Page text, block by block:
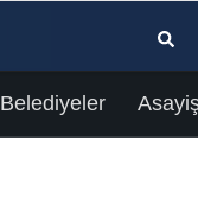
Belediyeler